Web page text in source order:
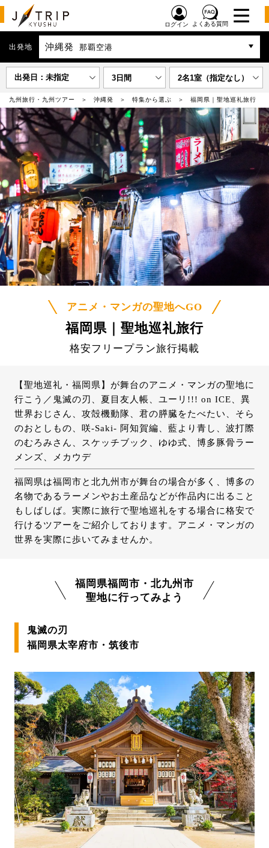
ログイン よくある質問
出発地 沖縄発 那覇空港
出発日：未指定 3日間 2名1室（指定なし）
九州旅行・九州ツアー 沖縄発 特集から選ぶ 福岡県｜聖地巡礼旅行
アニメ・マンガの聖地へGO
福岡県｜聖地巡礼旅行
格安フリープラン旅行掲載
【聖地巡礼・福岡県】が舞台のアニメ・マンガの聖地に
行こう／鬼滅の刃、夏目友人帳、ユーリ!!! on ICE、異
世界おじさん、 攻殻機動隊 、君の膵臓をたべたい、そら
のおとしもの、咲-Saki- 阿知賀編、藍より青し、波打際
のむろみさん、スケッチブック、ゆゆ式、博多豚骨ラー
メンズ、メカウデ
福岡県は福岡市と北九州市が舞台の場合が多く、博多の
名物であるラーメンやお土産品などが作品内に出ること
もしばしば。実際に旅行で聖地巡礼をする場合に格安で
行けるツアーをご紹介しております。アニメ・マンガの
世界を実際に歩いてみませんか。
福岡県福岡市・北九州市
聖地に行ってみよう
鬼滅の刃
福岡県太宰府市・筑後市